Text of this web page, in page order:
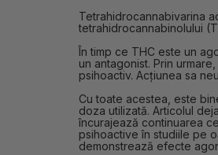
Tetrahidrocannabivarina
tetrahidrocannabinolului
În timp ce THC este un
un antagonist. Prin
psihoactiv. Acțiunea sa
Cu toate acestea, este
doza utilizată. Articolul
încurajează continuarea
psihoactive în studiile pe
demonstrează efecte